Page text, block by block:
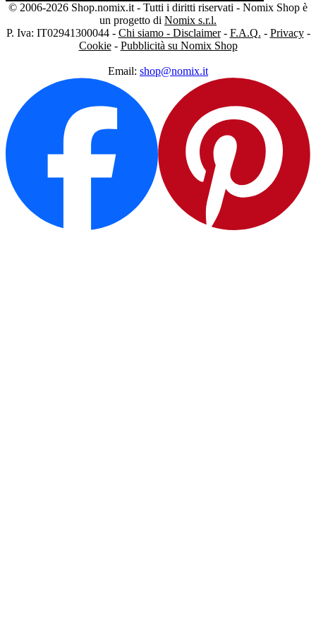
© 2006-2026 Shop.nomix.it - Tutti i diritti riservati - Nomix Shop è
un progetto di Nomix s.r.l.
P. Iva: IT02941300044 - Chi siamo - Disclaimer- F.A.Q. - Privacy-
Cookie- Pubblicità su Nomix Shop
Email: shop@nomix.it